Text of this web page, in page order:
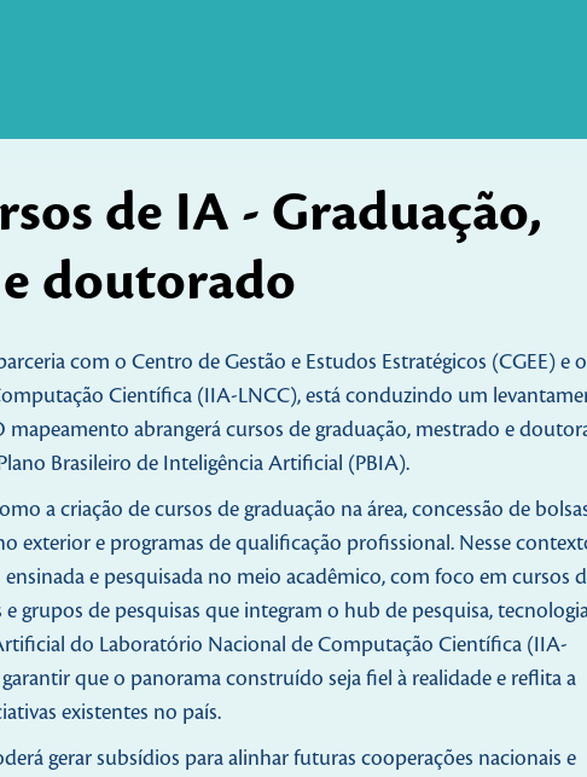
de IA - Graduação,
doutorado
com o Centro de Gestão e Estudos Estratégicos (CGEE) e o
Científica (IIA-LNCC), está conduzindo um
abrangerá cursos de graduação, mestrado e
Brasileiro de Inteligência Artificial (PBIA).
a criação de cursos de graduação na área, concessão de
exterior e programas de qualificação profissional. Nesse
e pesquisada no meio acadêmico, com foco em cursos
de pesquisas que integram o hub de pesquisa,
do Laboratório Nacional de Computação Científica (IIA-
que o panorama construído seja fiel à realidade e reflita a
existentes no país.
gerar subsídios para alinhar futuras cooperações nacionais e